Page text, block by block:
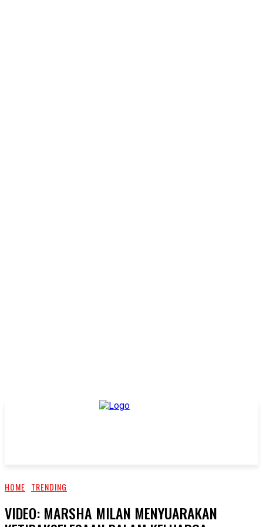
HOME TRENDING
VIDEO: MARSHA MILAN MENYUARAKAN